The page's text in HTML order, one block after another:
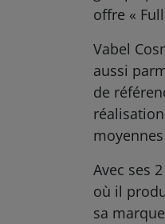
offre «
Vabel
aussi
de
Avec ses
où il
sa